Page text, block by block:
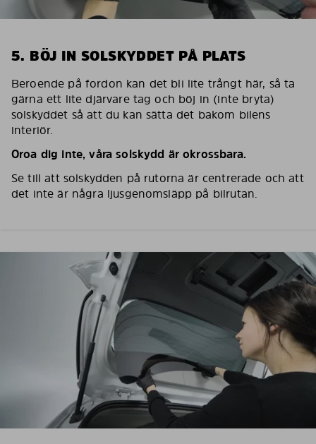
5. BÖJ IN SOLSKYDDET PÅ PLATS
Beroende på fordon kan det bli lite trångt här, så ta
gärna ett lite djärvare tag och böj in (inte bryta)
solskyddet så att du kan sätta det bakom bilens
interiör.
Oroa dig inte, våra solskydd är okrossbara.
Se till att solskydden på rutorna är centrerade och att
det inte är några ljusgenomsläpp på bilrutan.